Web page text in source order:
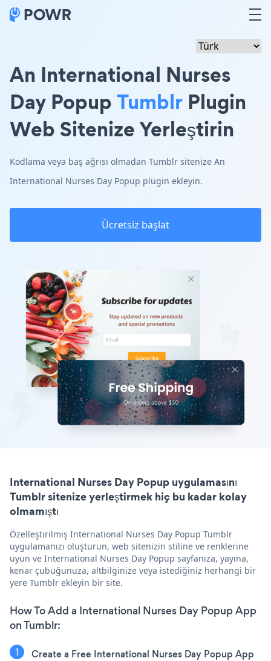
An International Nurses
Day PopupTumblr Plugin
Web Sitenize Yerleştirin
Kodlama veya baş ağrısı olmadan Tumblr sitenize An
International Nurses Day Popup plugin ekleyin.
Ücretsiz başlat
International Nurses Day Popup uygulamasını
Tumblr sitenize yerleştirmek hiç bu kadar kolay
olmamıştı
Özelleştirilmiş International Nurses Day Popup Tumblr
uygulamanızı oluşturun, web sitenizin stiline ve renklerine
uyun ve International Nurses Day Popup sayfanıza, yayına,
kenar çubuğunuza, altbilginize veya istediğiniz herhangi bir
yere Tumblr ekleyin bir site.
How To Add a International Nurses Day Popup App
on Tumblr:
Create a Free International Nurses Day Popup App